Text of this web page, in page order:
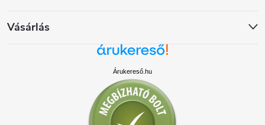
Vásárlás
Árukereső.hu